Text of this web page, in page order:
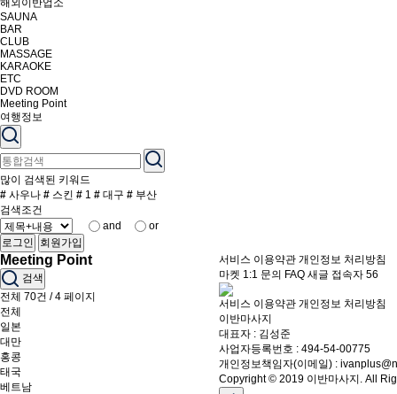
해외이반업소
SAUNA
BAR
CLUB
MASSAGE
KARAOKE
ETC
DVD ROOM
Meeting Point
여행정보
많이 검색된 키워드
# 사우나 # 스킨 # 1 # 대구 # 부산
검색조건
and
or
로그인
회원가입
Meeting Point
검색
전체 70건 / 4 페이지
전체
일본
대만
홍콩
태국
베트남
서비스 이용약관 개인정보 처리방침
마켓 1:1 문의 FAQ 새글 접속자 56
서비스 이용약관 개인정보 처리방침
이반마사지
대표자 : 김성준
사업자등록번호 : 494-54-00775
개인정보책임자(이메일) :
Copyright © 2019 이반마사지. All